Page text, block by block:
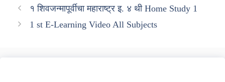
१ शिवजन्‍मापूर्वीचा महाराष्‍ट्र इ. ४ थी Home Study 1
1 st E-Learning Video All Subjects